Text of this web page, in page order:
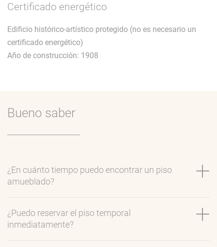
Certificado energético
Edificio histórico-artístico protegido (no es necesario un
certificado energético)
Año de construcción: 1908
Bueno saber
¿En cuánto tiempo puedo encontrar un piso
amueblado?
¿Puedo reservar el piso temporal
inmediatamente?